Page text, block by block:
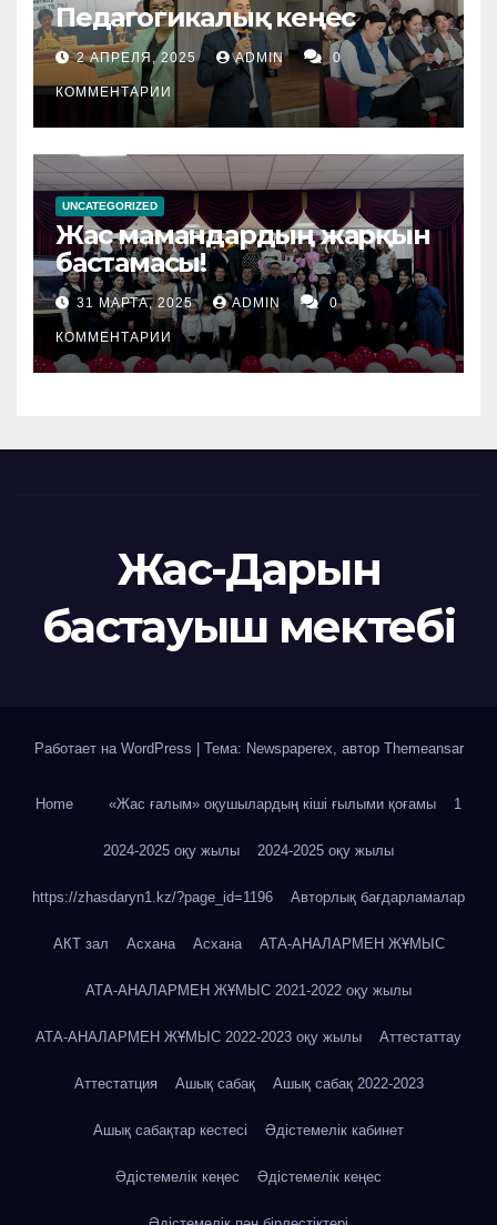
Педагогикалық кеңес
2 АПРЕЛЯ, 2025 ADMIN 0
КОММЕНТАРИИ
UNCATEGORIZED
Жас мамандардың жарқын
бастамасы!
31 МАРТА, 2025 ADMIN 0
КОММЕНТАРИИ
Жас-Дарын
бастауыш мектебі
Работает на WordPress Тема: Newspaperex, автор Themeansar
Home «Жас ғалым» оқушылардың кіші ғылыми қоғамы 1
2024-2025 оқу жылы 2024-2025 оқу жылы
https://zhasdaryn1.kz/?page_id=1196 Авторлық бағдарламалар
АКТ зал Асхана Асхана АТА-АНАЛАРМЕН ЖҰМЫС
АТА-АНАЛАРМЕН ЖҰМЫС 2021-2022 оқу жылы
АТА-АНАЛАРМЕН ЖҰМЫС 2022-2023 оқу жылы Аттестаттау
Аттестатция Ашық сабақ Ашық сабақ 2022-2023
Ашық сабақтар кестесі Әдістемелік кабинет
Әдістемелік кеңес Әдістемелік кеңес